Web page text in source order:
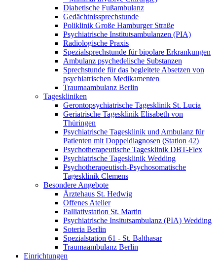
Diabetische Fußambulanz
Gedächtnissprechstunde
Poliklinik Große Hamburger Straße
Psychiatrische Institutsambulanzen (PIA)
Radiologische Praxis
Spezialsprechstunde für bipolare Erkrankungen
Ambulanz psychedelische Substanzen
Sprechstunde für das begleitete Absetzen von
psychiatrischen Medikamenten
Traumaambulanz Berlin
Tageskliniken
Gerontopsychiatrische Tagesklinik St. Lucia
Geriatrische Tagesklinik Elisabeth von
Thüringen
Psychiatrische Tagesklinik und Ambulanz für
Patienten mit Doppeldiagnosen (Station 42)
Psychotherapeutische Tagesklinik DBT-Flex
Psychiatrische Tagesklinik Wedding
Psychotherapeutisch-Psychosomatische
Tagesklinik Clemens
Besondere Angebote
Ärztehaus St. Hedwig
Offenes Atelier
Palliativstation St. Martin
Psychiatrische Insitutsambulanz (PIA) Wedding
Soteria Berlin
Spezialstation 61 - St. Balthasar
Traumaambulanz Berlin
Einrichtungen